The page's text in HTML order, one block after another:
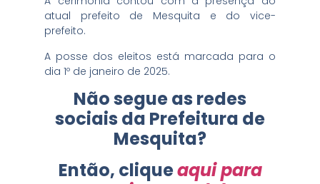
atual prefeito de Mesquita e do vice-
prefeito.
A posse dos eleitos está marcada para o
dia 1º de janeiro de 2025.
Não segue as redes
sociais da Prefeitura de
Mesquita?
Então, cliqueaqui para